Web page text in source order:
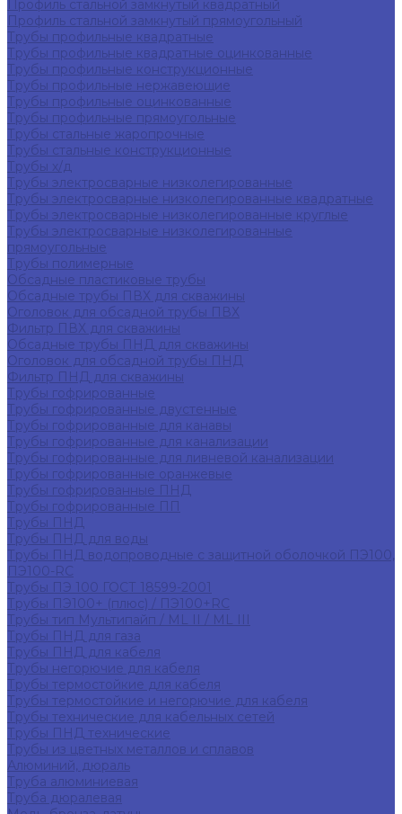
Профиль стальной замкнутый квадратный
Профиль стальной замкнутый прямоугольный
Трубы профильные квадратные
Трубы профильные квадратные оцинкованные
Трубы профильные конструкционные
Трубы профильные нержавеющие
Трубы профильные оцинкованные
Трубы профильные прямоугольные
Трубы стальные жаропрочные
Трубы стальные конструкционные
Трубы х/д
Трубы электросварные низколегированные
Трубы электросварные низколегированные квадратные
Трубы электросварные низколегированные круглые
Трубы электросварные низколегированные
прямоугольные
Трубы полимерные
Обсадные пластиковые трубы
Обсадные трубы ПВХ для скважины
Оголовок для обсадной трубы ПВХ
Фильтр ПВХ для скважины
Обсадные трубы ПНД для скважины
Оголовок для обсадной трубы ПНД
Фильтр ПНД для скважины
Трубы гофрированные
Трубы гофрированные двустенные
Трубы гофрированные для канавы
Трубы гофрированные для канализации
Трубы гофрированные для ливневой канализации
Трубы гофрированные оранжевые
Трубы гофрированные ПНД
Трубы гофрированные ПП
Трубы ПНД
Трубы ПНД для воды
Трубы ПНД водопроводные с защитной оболочкой ПЭ100,
ПЭ100-RC
Трубы ПЭ 100 ГОСТ 18599-2001
Трубы ПЭ100+ (плюс) / ПЭ100+RC
Трубы тип Мультипайп / ML II / ML III
Трубы ПНД для газа
Трубы ПНД для кабеля
Трубы негорючие для кабеля
Трубы термостойкие для кабеля
Трубы термостойкие и негорючие для кабеля
Трубы технические для кабельных сетей
Трубы ПНД технические
Трубы из цветных металлов и сплавов
Алюминий, дюраль
Труба алюминиевая
Труба дюралевая